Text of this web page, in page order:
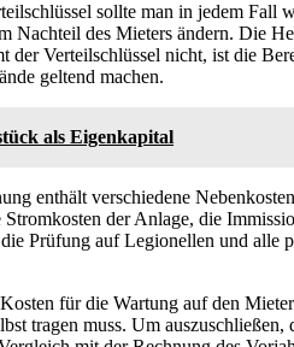
sollte man in jedem Fall
Nachteil des Mieters ändern. Die
der Verteilschlüssel nicht, ist die
geltend machen.
als Eigenkapital
enthält verschiedene
der Anlage, die
Prüfung auf Legionellen und alle
für die Wartung auf den
tragen muss. Um